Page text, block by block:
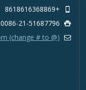
+8618616368869
0086-21-51687796
(change # to @)